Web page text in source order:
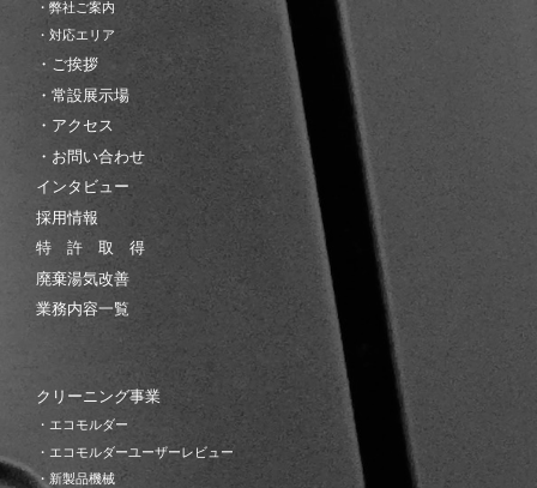
・弊社ご案内
・対応エリア
・ご挨拶
・常設展示場
・アクセス
・お問い合わせ
インタビュー
採用情報
特 許 取 得
廃棄湯気改善
業務内容一覧
クリーニング事業
・エコモルダー
・エコモルダーユーザーレビュー
・新製品機械